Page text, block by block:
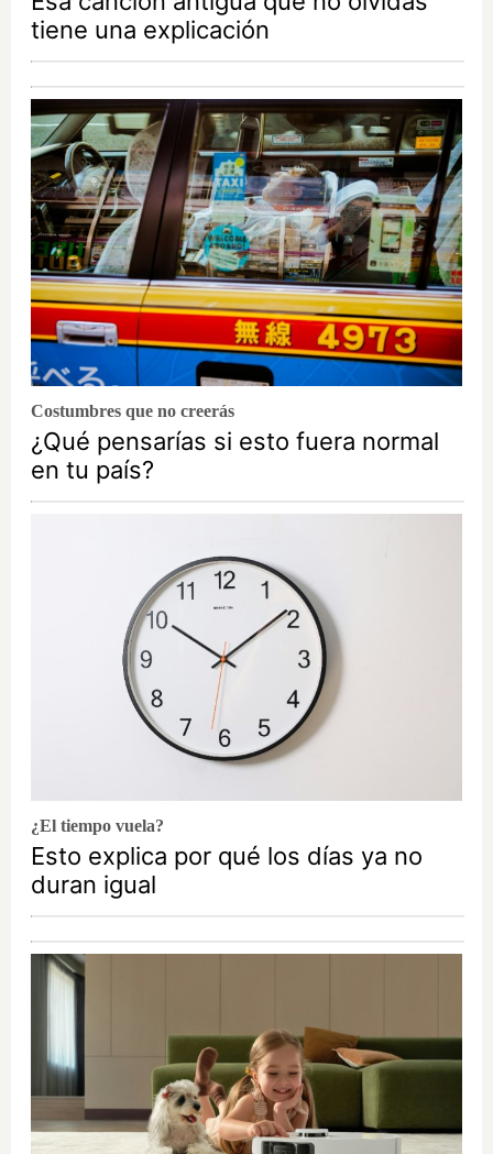
tiene una explicación
Costumbres que no creerás
¿Qué pensarías si esto fuera normal
en tu país?
¿El tiempo vuela?
Esto explica por qué los días ya no
duran igual